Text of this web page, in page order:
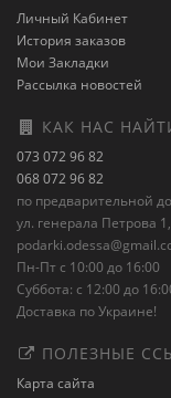
Личный Кабинет
История заказов
Мои Закладки
Рассылка новостей
КАК НАС
073 072 96 82
068 072 96 82
по предварительной
ул. генерала Петрова
Пн-Пт с 10:00 до 16:00
Суббота: с 12:00 до
Доставка по Украине!
ПОЛЕЗНЫЕ
Карта сайта